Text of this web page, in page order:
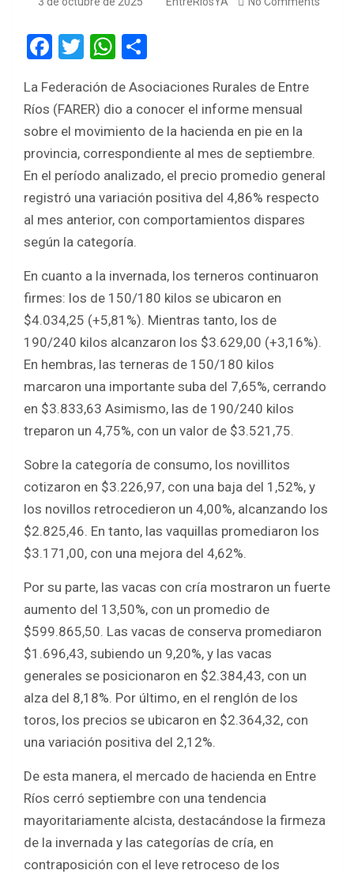
F
ce
b
o
o
k
T
tt
er
W
at
s
A
p
p
ar
e
La Federación de Asociaciones Rurales de Entre
Ríos (FARER) dio a conocer el informe mensual
sobre el movimiento de la hacienda en pie en la
provincia, correspondiente al mes de septiembre.
En el período analizado, el precio promedio general
registró una variación positiva del 4,86% respecto
al mes anterior, con comportamientos dispares
según la categoría.
En cuanto a la invernada, los terneros continuaron
firmes: los de 150/180 kilos se ubicaron en
$4.034,25 (+5,81%). Mientras tanto, los de
190/240 kilos alcanzaron los $3.629,00 (+3,16%).
En hembras, las terneras de 150/180 kilos
marcaron una importante suba del 7,65%, cerrando
en $3.833,63 Asimismo, las de 190/240 kilos
treparon un 4,75%, con un valor de $3.521,75.
Sobre la categoría de consumo, los novillitos
cotizaron en $3.226,97, con una baja del 1,52%, y
los novillos retrocedieron un 4,00%, alcanzando los
$2.825,46. En tanto, las vaquillas promediaron los
$3.171,00, con una mejora del 4,62%.
Por su parte, las vacas con cría mostraron un fuerte
aumento del 13,50%, con un promedio de
$599.865,50. Las vacas de conserva promediaron
$1.696,43, subiendo un 9,20%, y las vacas
generales se posicionaron en $2.384,43, con un
alza del 8,18%. Por último, en el renglón de los
toros, los precios se ubicaron en $2.364,32, con
una variación positiva del 2,12%.
De esta manera, el mercado de hacienda en Entre
Ríos cerró septiembre con una tendencia
mayoritariamente alcista, destacándose la firmeza
de la invernada y las categorías de cría, en
contraposición con el leve retroceso de los